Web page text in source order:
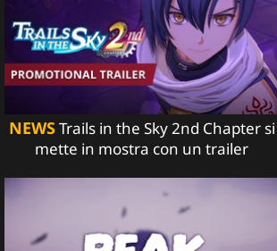
NEWSTrails in the Sky 2nd Chapter si
mette in mostra con un trailer